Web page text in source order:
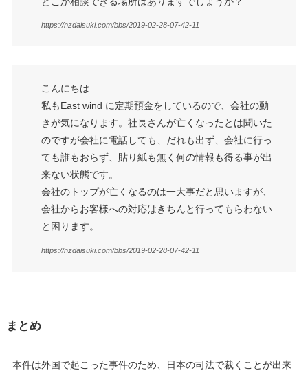
https://nzdaisuki.com/bbs/2019-02-28-07-42-11
こんにちは
私もEast wind に定期預金をしているので、会社の動
きが気になります。社長さんが亡くなったとは聞いた
のですが会社に電話しても、だれも出ず、会社に行っ
ても誰もおらず、貼り紙も無く何の情報も得る事が出
来ない状態です。
会社のトップが亡くなるのは一大事だと思いますが、
会社からお客様への対応はきちんと行ってもらわない
と困ります。
https://nzdaisuki.com/bbs/2019-02-28-07-42-11
まとめ
本件は外国で起こった事件のため、日本の司法で裁くことが出来